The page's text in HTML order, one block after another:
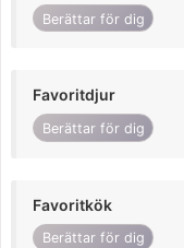
Berättar för dig
Favoritdjur
Berättar för dig
Favoritkök
Berättar för dig